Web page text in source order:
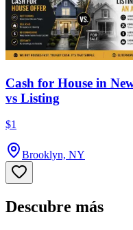
Cash for House in
vs Listing
$1
Brooklyn, NY
Descubre más